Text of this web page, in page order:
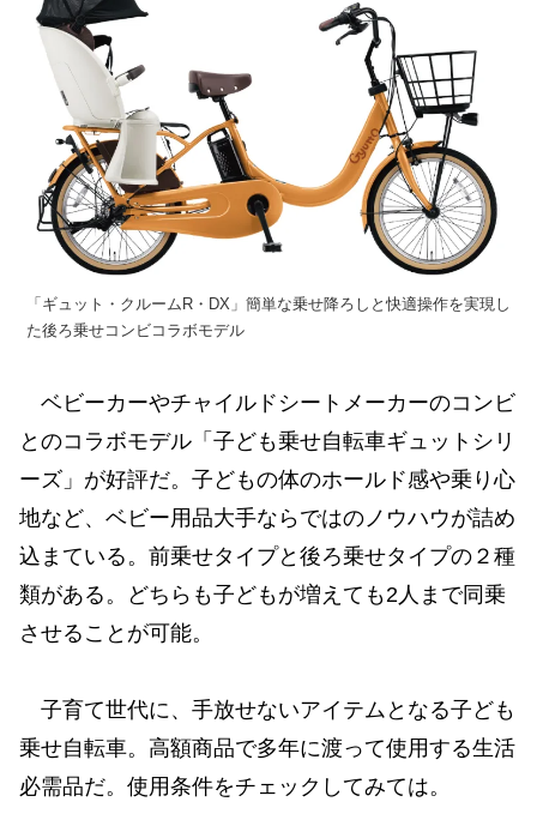
「ギュット・クルームR・DX」簡単な乗せ降ろしと快適操作を実現し
た後ろ乗せコンビコラボモデル
ベビーカーやチャイルドシートメーカーのコンビ
とのコラボモデル「子ども乗せ自転車ギュットシリ
ーズ」が好評だ。子どもの体のホールド感や乗り心
地など、ベビー用品大手ならではのノウハウが詰め
込まている。前乗せタイプと後ろ乗せタイプの２種
類がある。どちらも子どもが増えても2人まで同乗
させることが可能。
子育て世代に、手放せないアイテムとなる子ども
乗せ自転車。高額商品で多年に渡って使用する生活
必需品だ。使用条件をチェックしてみては。